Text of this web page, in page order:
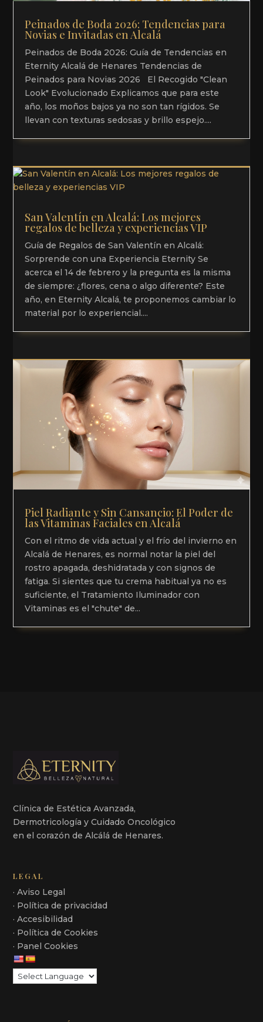
Peinados de Boda 2026: Tendencias para
Novias e Invitadas en Alcalá
Peinados de Boda 2026: Guía de Tendencias en
Eternity Alcalá de Henares Tendencias de
Peinados para Novias 2026 El Recogido "Clean
Look" Evolucionado Explicamos que para este
año, los moños bajos ya no son tan rígidos. Se
llevan con texturas sedosas y brillo espejo....
San Valentín en Alcalá: Los mejores
regalos de belleza y experiencias VIP
Guía de Regalos de San Valentín en Alcalá:
Sorprende con una Experiencia Eternity Se
acerca el 14 de febrero y la pregunta es la misma
de siempre: ¿flores, cena o algo diferente? Este
año, en Eternity Alcalá, te proponemos cambiar lo
material por lo experiencial....
Piel Radiante y Sin Cansancio: El Poder de
las Vitaminas Faciales en Alcalá
Con el ritmo de vida actual y el frío del invierno en
Alcalá de Henares, es normal notar la piel del
rostro apagada, deshidratada y con signos de
fatiga. Si sientes que tu crema habitual ya no es
suficiente, el Tratamiento Iluminador con
Vitaminas es el "chute" de...
Clínica de Estética Avanzada,
Dermotricología y Cuidado Oncológico
en el corazón de Alcálá de Henares.
LEGAL
· Aviso Legal
· Política de privacidad
· Accesibilidad
· Política de Cookies
· Panel Cookies